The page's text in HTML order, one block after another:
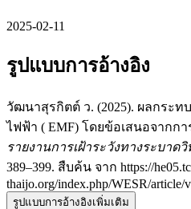
2025-02-11
รูปแบบการอ้างอิง
วัฒนาสุรกิตต์ ว. (2025). ผลกระ
ไฟฟ้า ( EMF) โดยข้อเสนอจากก
รายงานการเฝ้าระวังทางระบาด
389–399. สืบค้น จาก https://
thaijo.org/index.php/WESR/article/
รูปแบบการอ้างอิงเพิ่มเติม